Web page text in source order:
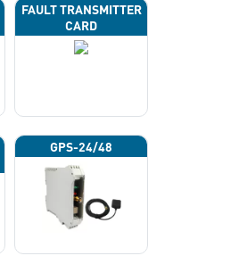
FAULT TRANSMITTER
CARD
GPS-24/48